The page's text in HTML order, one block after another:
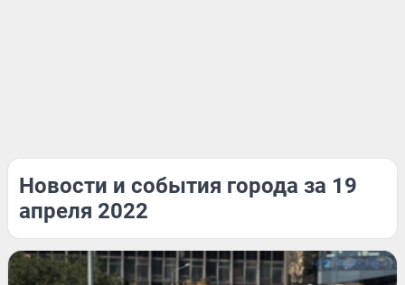
Новости и события города за 19
апреля 2022